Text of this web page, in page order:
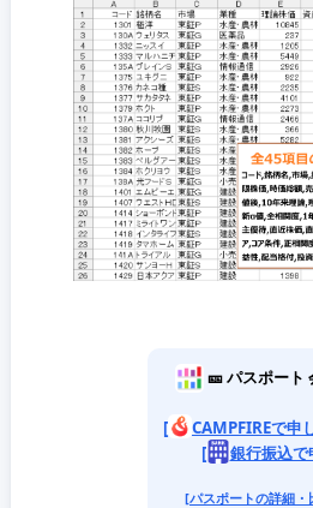
🎫 パスポート
[
CAMPFIREで申
[
銀行振込で
[パスポートの詳細・